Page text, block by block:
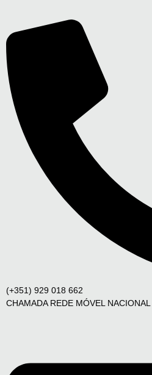
(+351) 929 018 662
CHAMADA REDE MÓVEL NACIONAL